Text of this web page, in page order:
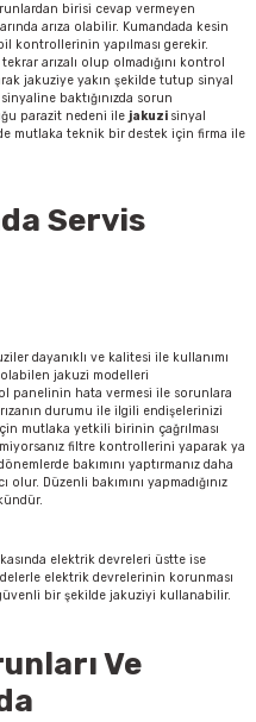
birisi cevap vermeyen
arıza olabilir. Kumandada kesin
kontrollerinin yapılması gerekir.
arızalı olup olmadığını kontrol
jakuziye yakın şekilde tutup sinyal
baktığınızda sorun
parazit nedeni ile jakuzi sinyal
mutlaka teknik bir destek için firma ile
Servis
dayanıklı ve kalitesi ile kullanımı
jakuzi modelleri
panelinin hata vermesi ile sorunlara
durumu ile ilgili endişelerinizi
mutlaka yetkili birinin çağrılması
filtre kontrollerini yaparak ya
bakımını yaptırmanız daha
Düzenli bakımını yapmadığınız
elektrik devreleri üstte ise
elektrik devrelerinin korunması
bir şekilde jakuziyi kullanabilir.
Ve